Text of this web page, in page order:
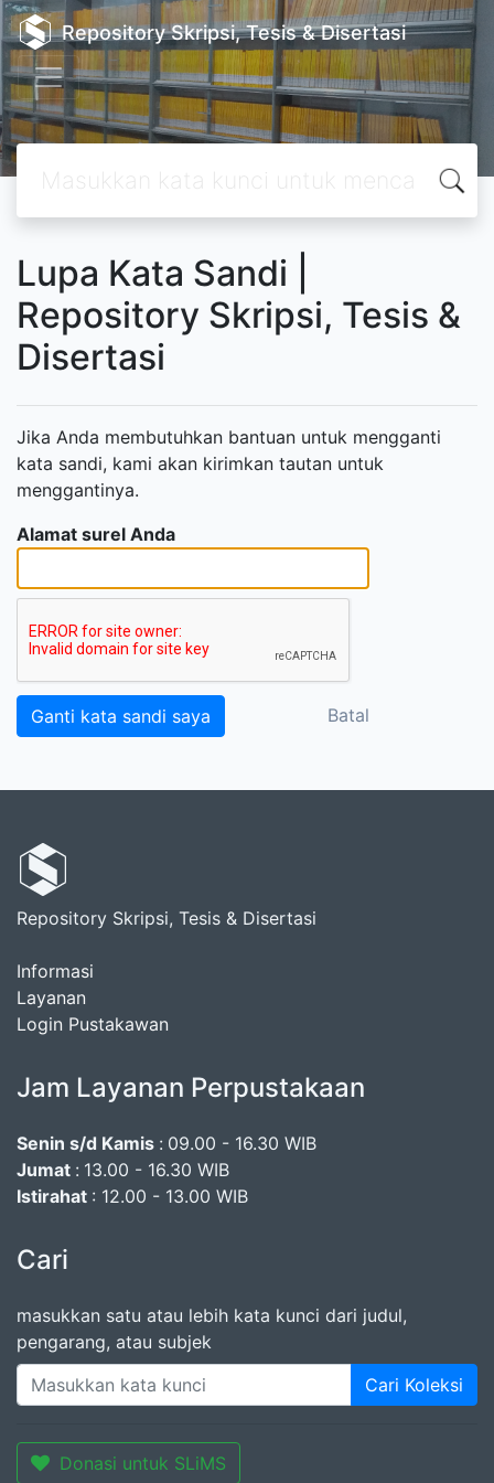
Repository Skripsi, Tesis & Disertasi
Lupa Kata Sandi |
Repository Skripsi, Tesis &
Disertasi
Jika Anda membutuhkan bantuan untuk mengganti
kata sandi, kami akan kirimkan tautan untuk
menggantinya.
Alamat surel Anda
Batal
Repository Skripsi, Tesis & Disertasi
Informasi
Layanan
Login Pustakawan
Jam Layanan Perpustakaan
Senin s/d Kamis : 09.00 - 16.30 WIB
Jumat : 13.00 - 16.30 WIB
Istirahat : 12.00 - 13.00 WIB
Cari
masukkan satu atau lebih kata kunci dari judul,
pengarang, atau subjek
Cari Koleksi
Donasi untuk SLiMS